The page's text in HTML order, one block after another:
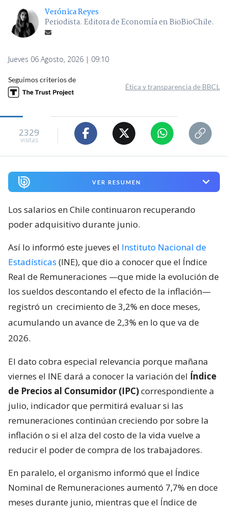
Verónica Reyes
Periodista. Editora de Economía en BioBioChile.
Jueves 06 Agosto, 2026 | 09:10
Seguimos criterios de
Ética y transparencia de BBCL
2329
visitas
VER RESUMEN
Los salarios en Chile continuaron recuperando
poder adquisitivo durante junio.
Así lo informó este jueves el Instituto Nacional de
Estadísticas (INE), que dio a conocer que el Índice
Real de Remuneraciones —que mide la evolución de
los sueldos descontando el efecto de la inflación—
registró un crecimiento de 3,2% en doce meses,
acumulando un avance de 2,3% en lo que va de
2026.
El dato cobra especial relevancia porque mañana
viernes el INE dará a conocer la variación del Índice
de Precios al Consumidor (IPC)correspondiente a
julio, indicador que permitirá evaluar si las
remuneraciones continúan creciendo por sobre la
inflación o si el alza del costo de la vida vuelve a
reducir el poder de compra de los trabajadores.
En paralelo, el organismo informó que el Índice
Nominal de Remuneraciones aumentó 7,7% en doce
meses durante junio, mientras que el Índice de